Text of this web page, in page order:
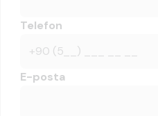
Telefon
E-posta